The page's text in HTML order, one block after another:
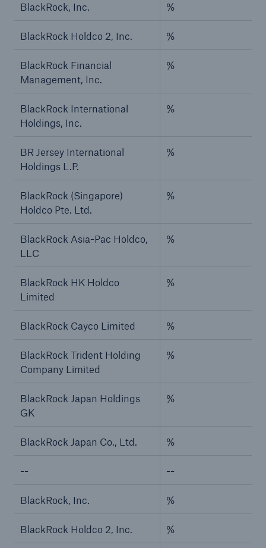
BlackRock, Inc. %
BlackRock Holdco 2, Inc. %
BlackRock Financial
Management, Inc.
%
BlackRock International
Holdings, Inc.
%
BR Jersey International
Holdings L.P.
%
BlackRock (Singapore)
Holdco Pte. Ltd.
%
BlackRock Asia-Pac Holdco,
LLC
%
BlackRock HK Holdco
Limited
%
BlackRock Cayco Limited %
BlackRock Trident Holding
Company Limited
%
BlackRock Japan Holdings
GK
%
BlackRock Japan Co., Ltd. %
-- --
BlackRock, Inc. %
BlackRock Holdco 2, Inc. %